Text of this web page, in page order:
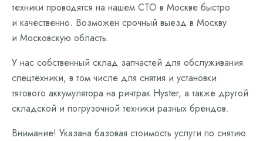
техники проводятся на нашем СТО в Москве быстро
и качественно. Возможен срочный выезд в Москву
и Московскую область.
У нас собственный склад запчастей для обслуживания
спецтехники, в том числе для снятия и установки
тягового аккумулятора на ричтрак Hyster, а также другой
складской и погрузочной техники разных брендов.
Внимание! Указана базовая стоимость услуги по снятию